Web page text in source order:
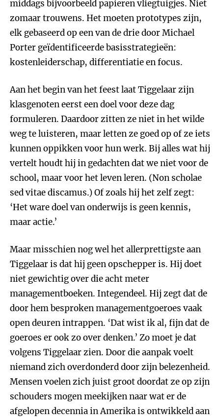
middags bijvoorbeeld papieren vliegtuigjes. Niet
zomaar trouwens. Het moeten prototypes zijn,
elk gebaseerd op een van de drie door Michael
Porter geïdentificeerde basisstrategieën:
kostenleiderschap, differentiatie en focus.
Aan het begin van het feest laat Tiggelaar zijn
klasgenoten eerst een doel voor deze dag
formuleren. Daardoor zitten ze niet in het wilde
weg te luisteren, maar letten ze goed op of ze iets
kunnen oppikken voor hun werk. Bij alles wat hij
vertelt houdt hij in gedachten dat we niet voor de
school, maar voor het leven leren. (Non scholae
sed vitae discamus.) Of zoals hij het zelf zegt:
‘Het ware doel van onderwijs is geen kennis,
maar actie.’
Maar misschien nog wel het allerprettigste aan
Tiggelaar is dat hij geen opschepper is. Hij doet
niet gewichtig over die acht meter
managementboeken. Integendeel. Hij zegt dat de
door hem besproken managementgoeroes vaak
open deuren intrappen. ‘Dat wist ik al, fijn dat de
goeroes er ook zo over denken.’ Zo moet je dat
volgens Tiggelaar zien. Door die aanpak voelt
niemand zich overdonderd door zijn belezenheid.
Mensen voelen zich juist groot doordat ze op zijn
schouders mogen meekijken naar wat er de
afgelopen decennia in Amerika is ontwikkeld aan